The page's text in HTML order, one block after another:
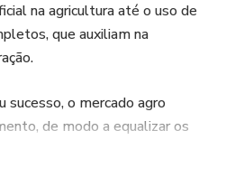
na agricultura até o uso de
que auxiliam na
sucesso, o mercado agro
de modo a equalizar os